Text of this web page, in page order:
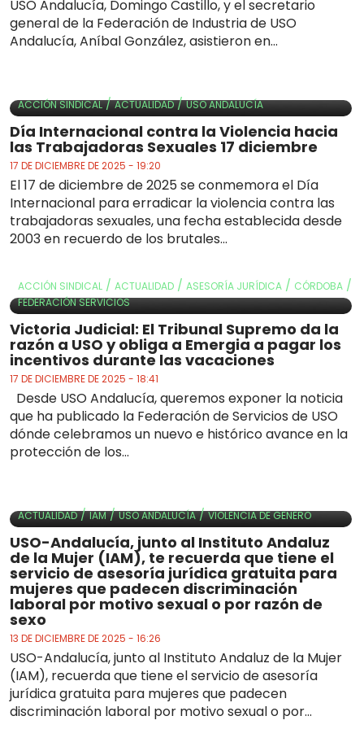
USO Andalucía, Domingo Castillo, y el secretario
general de la Federación de Industria de USO
Andalucía, Aníbal González, asistieron en...
ACCIÓN SINDICAL/ACTUALIDAD/USO ANDALUCÍA
Día Internacional contra la Violencia hacia
las Trabajadoras Sexuales 17 diciembre
17 DE DICIEMBRE DE 2025 - 19:20
El 17 de diciembre de 2025 se conmemora el Día
Internacional para erradicar la violencia contra las
trabajadoras sexuales, una fecha establecida desde
2003 en recuerdo de los brutales...
ACCIÓN SINDICAL / ACTUALIDAD / ASESORÍA JURÍDICA / CÓRDOBA /
FEDERACIÓN SERVICIOS
Victoria Judicial: El Tribunal Supremo da la
razón a USO y obliga a Emergia a pagar los
incentivos durante las vacaciones
17 DE DICIEMBRE DE 2025 - 18:41
Desde USO Andalucía, queremos exponer la noticia
que ha publicado la Federación de Servicios de USO
dónde celebramos un nuevo e histórico avance en la
protección de los...
ACTUALIDAD/IAM/USO ANDALUCÍA/VIOLENCIA DE GENERO
​USO-Andalucía, junto al Instituto Andaluz
de la Mujer (IAM), te recuerda que tiene el
servicio de asesoría jurídica gratuita para
mujeres que padecen discriminación
laboral por motivo sexual o por razón de
sexo
13 DE DICIEMBRE DE 2025 - 16:26
USO-Andalucía, junto al Instituto Andaluz de la Mujer
(IAM), recuerda que tiene el servicio de asesoría
jurídica gratuita para mujeres que padecen
discriminación laboral por motivo sexual o por...